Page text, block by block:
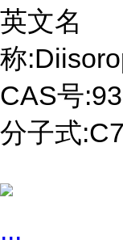
英文名
称
CAS号
分子式
...